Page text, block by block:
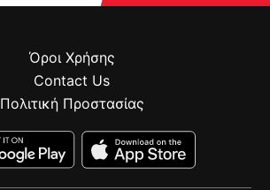
Όροι Χρήσης
Contact Us
Πολιτική Προστασίας